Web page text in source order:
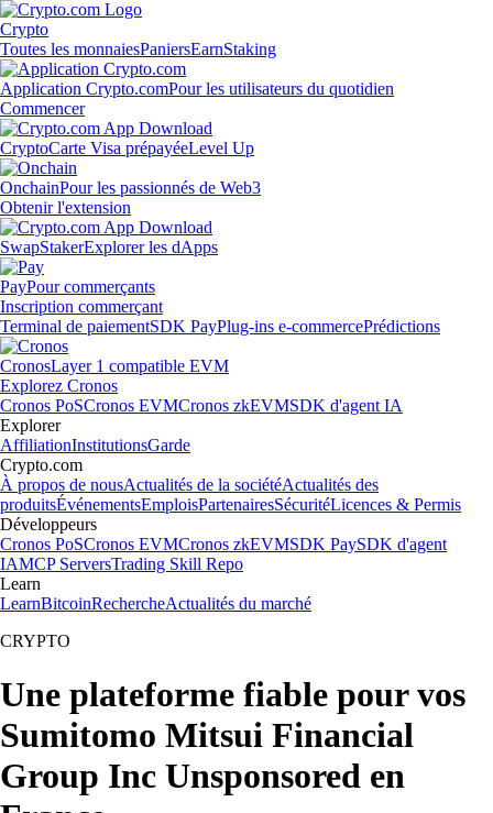
Crypto
Toutes les monnaiesPaniersEarnStaking
Application Crypto.comPour les utilisateurs du quotidien
Commencer
CryptoCarte Visa prépayéeLevel Up
OnchainPour les passionnés de Web3
Obtenir l'extension
SwapStakerExplorer les dApps
PayPour commerçants
Inscription commerçant
Terminal de paiementSDK PayPlug-ins e-commercePrédictions
CronosLayer 1 compatible EVM
Explorez Cronos
Cronos PoSCronos EVMCronos zkEVMSDK d'agent IA
Explorer
AffiliationInstitutionsGarde
Crypto.com
À propos de nousActualités de la sociétéActualités des
produitsÉvénementsEmploisPartenairesSécuritéLicences & Permis
Développeurs
Cronos PoSCronos EVMCronos zkEVMSDK PaySDK d'agent
IAMCP ServersTrading Skill Repo
Learn
LearnBitcoinRechercheActualités du marché
CRYPTO
Une plateforme fiable pour vos
Sumitomo Mitsui Financial
Group Inc Unsponsored en